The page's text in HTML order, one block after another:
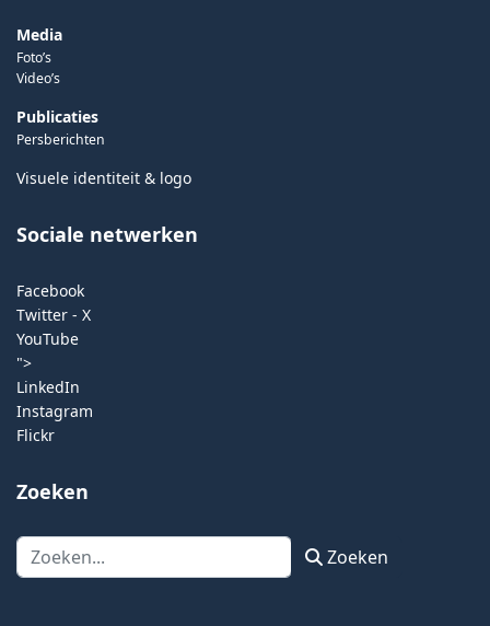
Media
Foto’s
Video’s
Publicaties
Persberichten
Visuele identiteit & logo
Sociale netwerken
Facebook
Twitter - X
YouTube
">
LinkedIn
Instagram
Flickr
Zoeken
Zoeken Zoeken